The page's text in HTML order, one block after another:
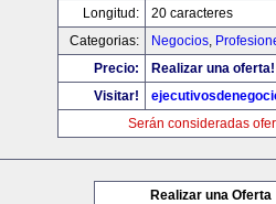
Longitud:
20 caracteres
Categorias:
Negocios,
Precio:
Realizar una oferta!
Visitar!
Serán consideradas
Realizar una Oferta